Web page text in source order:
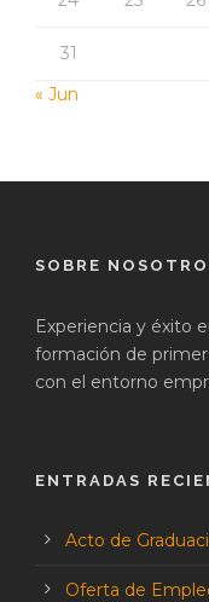
31
« Jun
SOBRE
Experiencia y éxito
formación de
con el entorno
ENTRADAS
Acto de
Oferta de